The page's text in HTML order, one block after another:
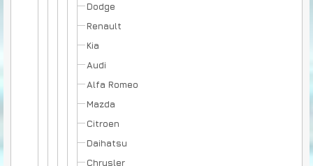
Dodge
Renault
Kia
Audi
Alfa Romeo
Mazda
Citroen
Daihatsu
Chrysler